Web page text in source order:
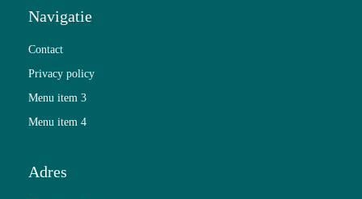
Navigatie
Contact
Privacy policy
Menu item 3
Menu item 4
Adres